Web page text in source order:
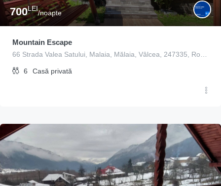
700LEI
/noapte
Mountain Escape
6 Casă privată